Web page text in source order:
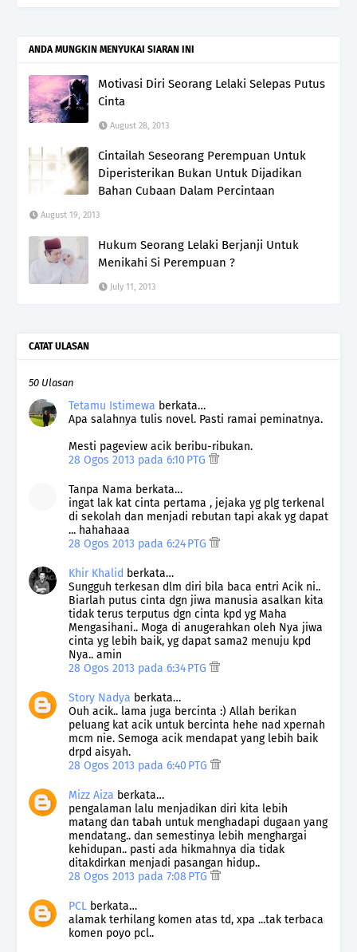
ANDA MUNGKIN MENYUKAI SIARAN INI
Motivasi Diri Seorang Lelaki Selepas Putus
Cinta
August 28, 2013
Cintailah Seseorang Perempuan Untuk
Diperisterikan Bukan Untuk Dijadikan
Bahan Cubaan Dalam Percintaan
August 19, 2013
Hukum Seorang Lelaki Berjanji Untuk
Menikahi Si Perempuan ?
July 11, 2013
CATAT ULASAN
50 Ulasan
Tetamu Istimewa berkata…
Apa salahnya tulis novel. Pasti ramai peminatnya.
Mesti pageview acik beribu-ribukan.
28 Ogos 2013 pada 6:10 PTG
Tanpa Nama berkata…
ingat lak kat cinta pertama , jejaka yg plg terkenal
di sekolah dan menjadi rebutan tapi akak yg dapat
... hahahaaa
28 Ogos 2013 pada 6:24 PTG
Khir Khalid berkata…
Sungguh terkesan dlm diri bila baca entri Acik ni..
Biarlah putus cinta dgn jiwa manusia asalkan kita
tidak terus terputus dgn cinta kpd yg Maha
Mengasihani.. Moga di anugerahkan oleh Nya jiwa
cinta yg lebih baik, yg dapat sama2 menuju kpd
Nya.. amin
28 Ogos 2013 pada 6:34 PTG
Story Nadya berkata…
Ouh acik.. lama juga bercinta :) Allah berikan
peluang kat acik untuk bercinta hehe nad xpernah
mcm nie. Semoga acik mendapat yang lebih baik
drpd aisyah.
28 Ogos 2013 pada 6:40 PTG
Mizz Aiza berkata…
pengalaman lalu menjadikan diri kita lebih
matang dan tabah untuk menghadapi dugaan yang
mendatang.. dan semestinya lebih menghargai
kehidupan.. pasti ada hikmahnya dia tidak
ditakdirkan menjadi pasangan hidup..
28 Ogos 2013 pada 7:08 PTG
PCL berkata…
alamak terhilang komen atas td, xpa ...tak terbaca
komen poyo pcl..